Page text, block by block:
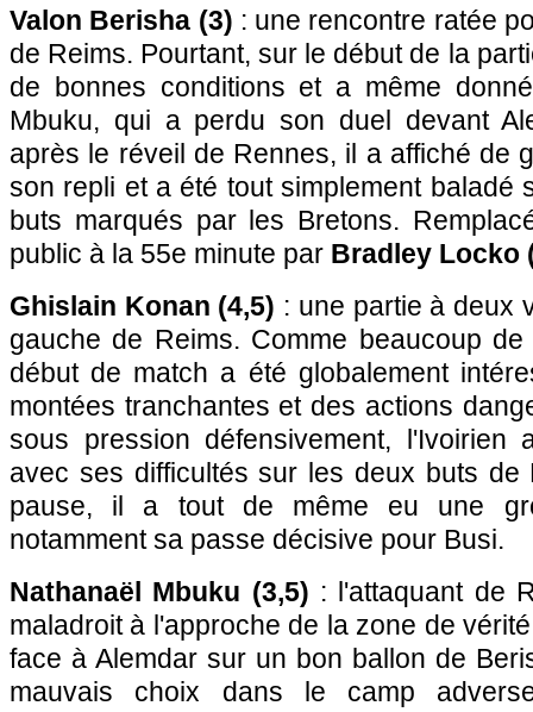
Valon Berisha (3) : une rencontre ratée
de Reims. Pourtant, sur le début de la
de bonnes conditions et a même
Mbuku, qui a perdu son duel devant
après le réveil de Rennes, il a affiché de
son repli et a été tout simplement baladé
buts marqués par les Bretons.
public à la 55e minute par Bradley Locko
Ghislain Konan (4,5) : une partie à deux
gauche de Reims. Comme beaucoup
début de match a été globalement
montées tranchantes et des actions
sous pression défensivement, l'Ivoirien
avec ses difficultés sur les deux buts de
pause, il a tout de même eu une
notamment sa passe décisive pour Busi.
Nathanaël Mbuku (3,5) : l'attaquant de
maladroit à l'approche de la zone de
face à Alemdar sur un bon ballon de
mauvais choix dans le camp